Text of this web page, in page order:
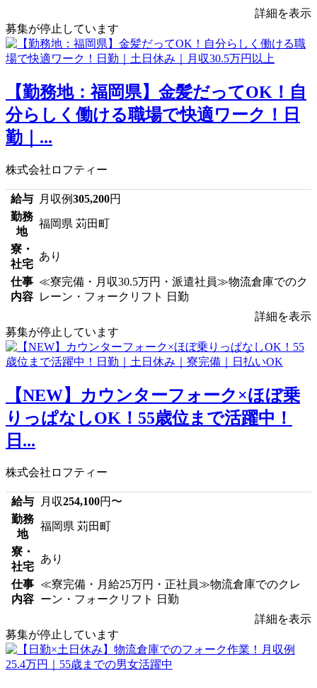
詳細を表示
募集が停止しています
【勤務地：福岡県】金髪だってOK！自
分らしく働ける職場で快適ワーク！日
勤｜...
株式会社ロフティー
給与 月収例305,200円
勤務
地
福岡県 苅田町
寮・
社宅
あり
仕事
内容
≪寮完備・月収30.5万円・派遣社員≫物流倉庫でのク
レーン・フォークリフト 日勤
詳細を表示
募集が停止しています
【NEW】カウンターフォーク×ほぼ乗
りっぱなしOK！55歳位まで活躍中！
日...
株式会社ロフティー
給与 月収254,100円〜
勤務
地
福岡県 苅田町
寮・
社宅
あり
仕事
内容
≪寮完備・月給25万円・正社員≫物流倉庫でのクレ
ーン・フォークリフト 日勤
詳細を表示
募集が停止しています